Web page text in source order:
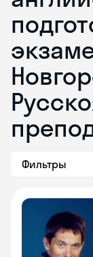
Фильтры
Skyeng